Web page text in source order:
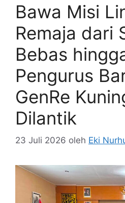
Bawa Misi
Remaja dari
Bebas
Pengurus
GenRe
Dilantik
23 Juli 2026 oleh Eki